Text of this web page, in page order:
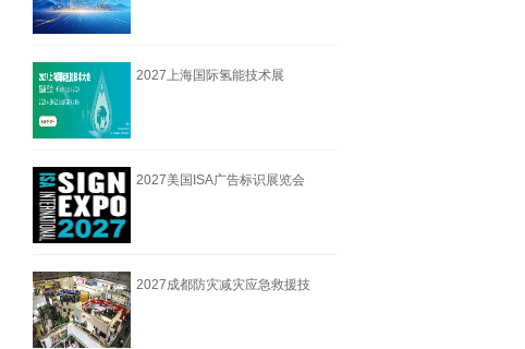
2027上海国际氢能技术展
2027美国ISA广告标识展览会
2027成都防灾减灾应急救援技